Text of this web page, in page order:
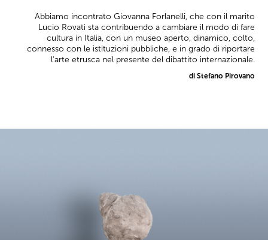
Abbiamo incontrato Giovanna Forlanelli, che con il marito
Lucio Rovati sta contribuendo a cambiare il modo di fare
cultura in Italia, con un museo aperto, dinamico, colto,
connesso con le istituzioni pubbliche, e in grado di riportare
l'arte etrusca nel presente del dibattito internazionale.
di Stefano Pirovano